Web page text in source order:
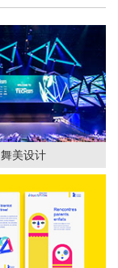
舞美设计